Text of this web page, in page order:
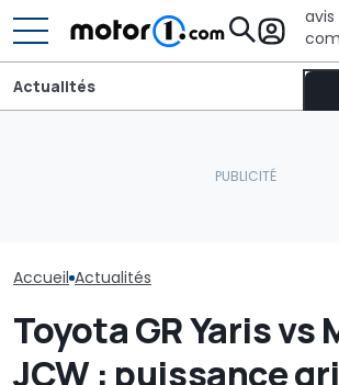
avis
Actualités
Accueil Actualités
Toyota GR Yaris vs
JCW : puissance